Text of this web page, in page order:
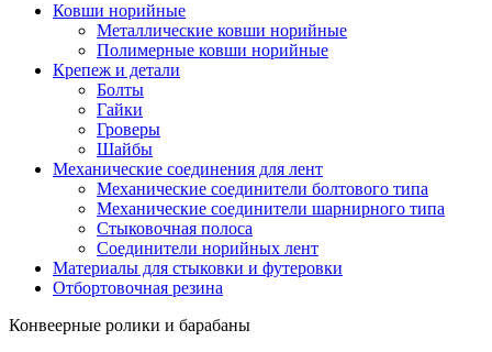
Ковши норийные
Металлические ковши норийные
Полимерные ковши норийные
Крепеж и детали
Болты
Гайки
Гроверы
Шайбы
Механические соединения для лент
Механические соединители болтового типа
Механические соединители шарнирного типа
Стыковочная полоса
Соединители норийных лент
Материалы для стыковки и футеровки
Отбортовочная резина
Конвеерные ролики и барабаны